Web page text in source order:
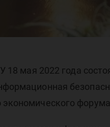
18 мая 2022 года